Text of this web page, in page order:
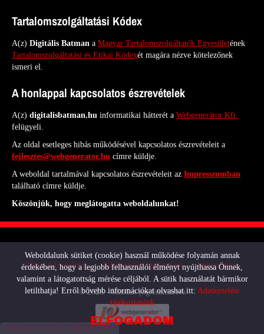
Tartalomszolgáltatási Kódex
A(z) Digitális Batman a Magyar Tartalomszolgáltatók Egyesületének
Tartalomszolgáltatási és Etikai Kódexét magára nézve kötelezőnek
ismeri el.
A honlappal kapcsolatos észrevételek
A(z) digitalisbatman.hu informatikai hátterét a Webgenerátor Kft.
felügyeli.
Az oldal esetleges hibás működésével kapcsolatos észrevételeit a
fejlesztes@webgenerator.hu címre küldje.
A weboldal tartalmával kapcsolatos észrevételeit az Impresszumban
található címre küldje.
Köszönjük, hogy meglátogatta weboldalunkat!
© 2026 - Minden jog fenntartva
Oldal információk Adatkezelési tájékoztató Impresszum
ELFOGADOM
Weboldalunk sütiket (cookie) használ működése folyamán annak
érdekében, hogy a legjobb felhasználói élményt nyújthassa Önnek,
valamint a látogatottság mérése céljából. A sütik használatát bármikor
letilthatja! Erről bővebb információkat olvashat itt: Adatkezelési
tájékoztatónk
KERESÉS AZ OLDAL TARTALMÁBAN